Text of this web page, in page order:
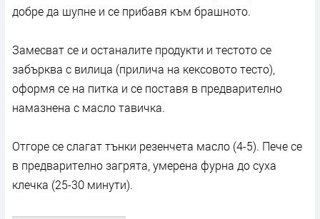
добре да шупне и се прибавя към брашното.
Замесват се и останалите продукти и тестото се
забърква с вилица (прилича на кексовото тесто),
оформя се на питка и се поставя в предварително
намазнена с масло тавичка.
Отгоре се слагат тънки резенчета масло (4-5). Пече се
в предварително загрята, умерена фурна до суха
клечка (25-30 минути).